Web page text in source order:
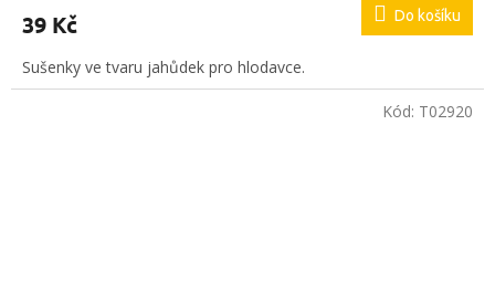
39 Kč Do košíku
Sušenky ve tvaru jahůdek pro hlodavce.
Kód: T02920